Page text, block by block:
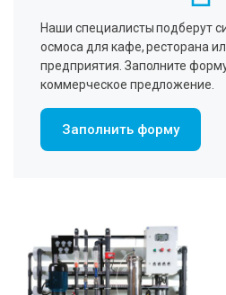
Наши специалисты подберут
осмоса для кафе, ресторана
предприятия. Заполните
коммерческое предложение.
Заполнить форму